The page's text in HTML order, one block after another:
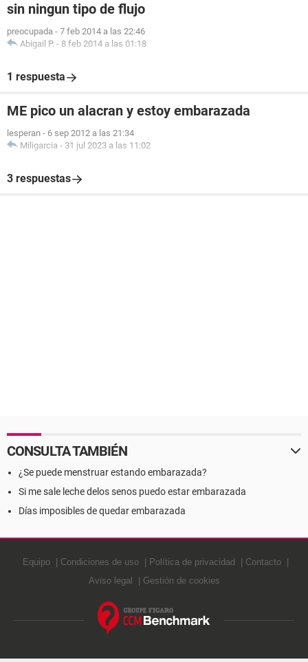
sin ningun tipo de flujo
preocupada - 7 feb 2014 a las 22:46
Abigail P. - 8 feb 2014 a las 01:18
1 respuesta
ME pico un alacran y estoy embarazada
lesperan - 6 sep 2012 a las 21:34
Miligarcia - 31 jul 2023 a las 11:02
3 respuestas
CONSULTA TAMBIÉN
¿Se puede menstruar estando embarazada?
Si me sale leche delos senos puedo estar embarazada
Días imposibles de quedar embarazada
Equipo Condiciones de uso Política de privacidad
Contacto
Aviso legal
Gestión de cookies